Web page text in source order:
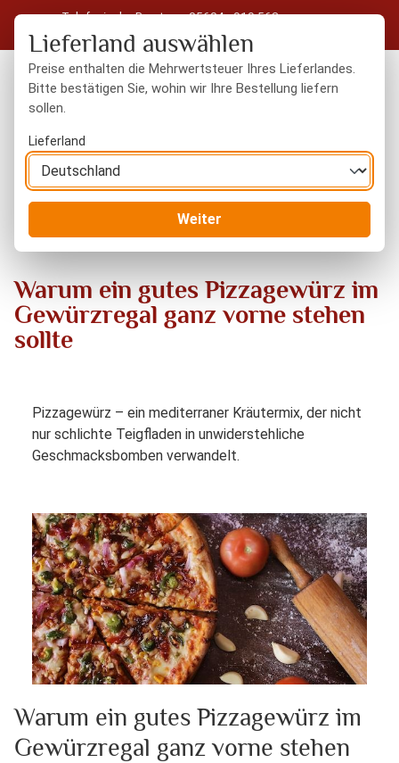
Zum Hauptinhalt springen
Telefonische Beratung: 05604 - 919 563
Kostenloser Versand in Deutschland ab 50 € Warenwert
Warum ein gutes Pizzagewürz im Gewürzregal ganz
vorne stehen sollte
Warum ein gutes Pizzagewürz im
Gewürzregal ganz vorne stehen
sollte
Pizzagewürz – ein mediterraner Kräutermix, der nicht
nur schlichte Teigfladen in unwiderstehliche
Geschmacksbomben verwandelt.
Warum ein gutes Pizzagewürz im
Gewürzregal ganz vorne stehen
Lieferland auswählen
Preise enthalten die Mehrwertsteuer Ihres Lieferlandes.
Bitte bestätigen Sie, wohin wir Ihre Bestellung liefern
sollen.
Lieferland
Weiter